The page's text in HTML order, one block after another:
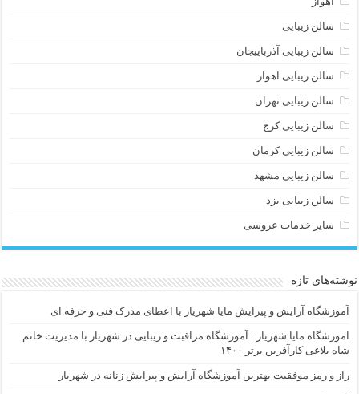
سالن زیبایی
سالن زیبایی آذرباییجان
سالن زیبایی اهواز
سالن زیبایی تهران
سالن زیبایی کرج
سالن زیبایی کرمان
سالن زیبایی مشهد
سالن زیبایی یزد
سایر خدمات عروسی
نوشته‌های تازه
آموزشگاه آرایش و پیرایش مایا شهریار با اعطای مدرک فنی و حرفه ای
اموزشگاه مایا شهریار : آموزشگاه مراقبت و زیبایی در شهریار با مدیریت خانم
شاه بلاغی کارآفرین برتر ۱۴۰۰
راز و رمز موفقیت بهترین آموزشگاه آرایش و پیرایش زنانه در شهریار